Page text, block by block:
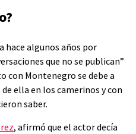
hace algunos años por
que no se publican”
con Montenegro se debe a
ella en los camerinos y con
saber.
, afirmó que el actor decía